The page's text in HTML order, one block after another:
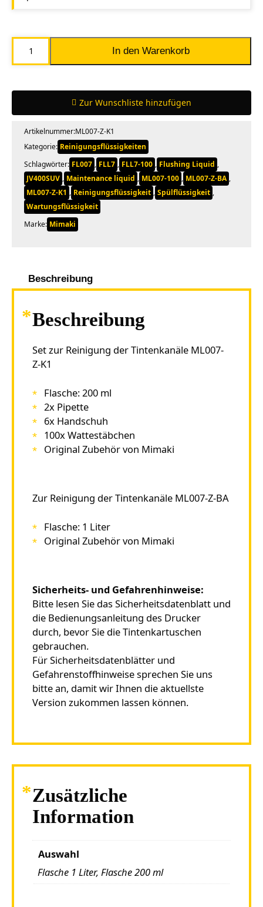
Wartungsflüssigkeit
(ML007)
In den Warenkorb
Zur Wunschliste hinzufügen
Artikelnummer:ML007-Z-K1
Kategorie: Reinigungsflüssigkeiten
Schlagwörter: FL007 , FLL7 , FLL7-100 , Flushing Liquid ,
JV400SUV , Maintenance liquid , ML007-100 , ML007-Z-BA ,
ML007-Z-K1 , Reinigungsflüssigkeit , Spülflüssigkeit ,
Wartungsflüssigkeit
Marke: Mimaki
Beschreibung
Beschreibung
Set zur Reinigung der Tintenkanäle ML007-
Z-K1
Flasche: 200 ml
2x Pipette
6x Handschuh
100x Wattestäbchen
Original Zubehör von Mimaki
Zur Reinigung der Tintenkanäle ML007-Z-BA
Flasche: 1 Liter
Original Zubehör von Mimaki
Sicherheits- und Gefahrenhinweise:
Bitte lesen Sie das Sicherheitsdatenblatt und
die Bedienungsanleitung des Drucker
durch, bevor Sie die Tintenkartuschen
gebrauchen.
Für Sicherheitsdatenblätter und
Gefahrenstoffhinweise sprechen Sie uns
bitte an, damit wir Ihnen die aktuellste
Version zukommen lassen können.
Zusätzliche
Information
Auswahl
Flasche 1 Liter, Flasche 200 ml